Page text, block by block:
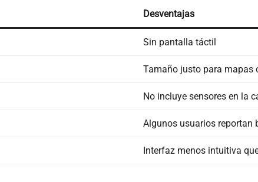
Desventajas
Sin pantalla táctil
Tamaño justo para mapas
No incluye sensores en la
Algunos usuarios reportan
Interfaz menos intuitiva